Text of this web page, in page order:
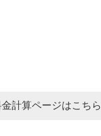
計算ページはこちら